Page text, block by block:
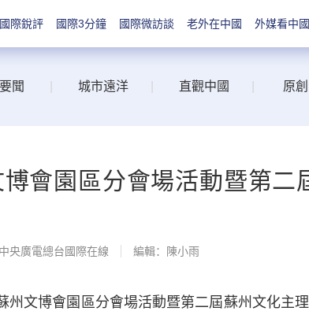
國際銳評 國際3分鐘 國際微訪談 老外在中國 外媒看中國
要聞 城市遠洋 直觀中國 原創
會園區分會場活動暨第二
央廣電總台國際在線 編輯：陳小雨
文博會園區分會場活動暨第二屆蘇州文化主